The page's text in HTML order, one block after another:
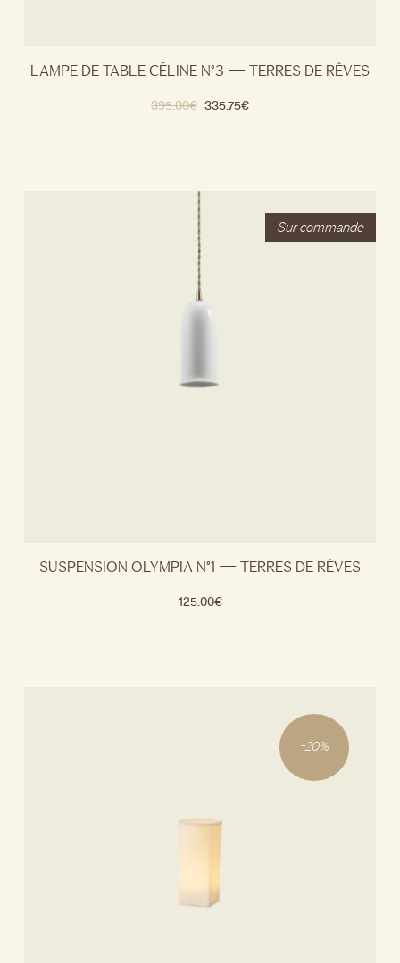
LAMPE DE TABLE CÉLINE N°3 — TERRES DE RÊVES
395.00€ 335.75€
SUSPENSION OLYMPIA N°1 — TERRES DE RÊVES
125.00€
-20%